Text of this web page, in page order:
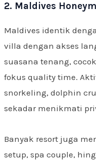
2. Maldives
Maldives identik
villa dengan akses
suasana tenang,
fokus quality time.
snorkeling, dolphin
sekadar menikmati
Banyak resort juga
setup, spa couple,